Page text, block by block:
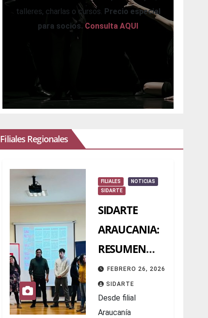
talleres, charlas o cursos. Precio especial
para socios. Consulta AQUI
Filiales Regionales
FILIALES
NOTICIAS
SIDARTE
SIDARTE
ARAUCANIA:
RESUMEN
2025
FEBRERO 26, 2026
SIDARTE
Desde filial
Araucanía